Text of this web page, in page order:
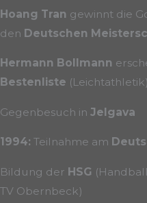
Hoang Tran gewinnt die
den Deutschen
Hermann Bollmann
Bestenliste (Leichtathletik)
Gegenbesuch in Jelgava
1994: Teilnahme am
Bildung der HSG
TV Obernbeck)